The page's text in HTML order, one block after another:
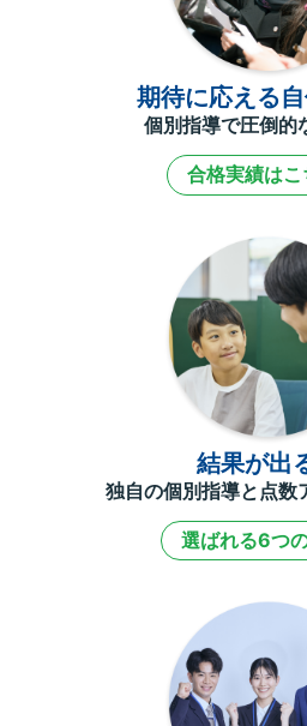
期待に応える自
個別指導で圧倒的
合格実績はこ
結果が出
独自の個別指導と点数
選ばれる6つ